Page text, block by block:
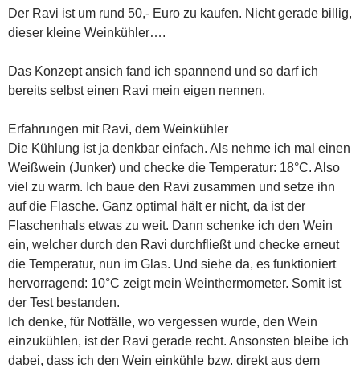
Der Ravi ist um rund 50,- Euro zu kaufen. Nicht gerade billig,
dieser kleine Weinkühler….
Das Konzept ansich fand ich spannend und so darf ich
bereits selbst einen Ravi mein eigen nennen.
Erfahrungen mit Ravi, dem Weinkühler
Die Kühlung ist ja denkbar einfach. Als nehme ich mal einen
Weißwein (Junker) und checke die Temperatur: 18°C. Also
viel zu warm. Ich baue den Ravi zusammen und setze ihn
auf die Flasche. Ganz optimal hält er nicht, da ist der
Flaschenhals etwas zu weit. Dann schenke ich den Wein
ein, welcher durch den Ravi durchfließt und checke erneut
die Temperatur, nun im Glas. Und siehe da, es funktioniert
hervorragend: 10°C zeigt mein Weinthermometer. Somit ist
der Test bestanden.
Ich denke, für Notfälle, wo vergessen wurde, den Wein
einzukühlen, ist der Ravi gerade recht. Ansonsten bleibe ich
dabei, dass ich den Wein einkühle bzw. direkt aus dem